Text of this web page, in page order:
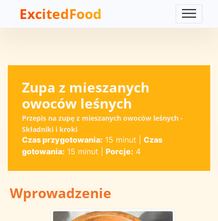
ExcitedFood
Zupa z mieszanych
owoców leśnych
Przepis na zupę z mieszanych owoców leśnych -
Składniki i kroki
Czas przygotowania: 15 minut
Czas
gotowania: 15 minut Porcje: 4
Wprowadzenie